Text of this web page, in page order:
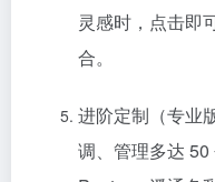
灵感时，点击即
合。
进阶定制（专业
调、管理多达